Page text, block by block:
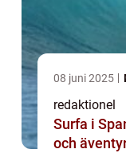
08 juni 2025
redaktionel
Surfa i
och